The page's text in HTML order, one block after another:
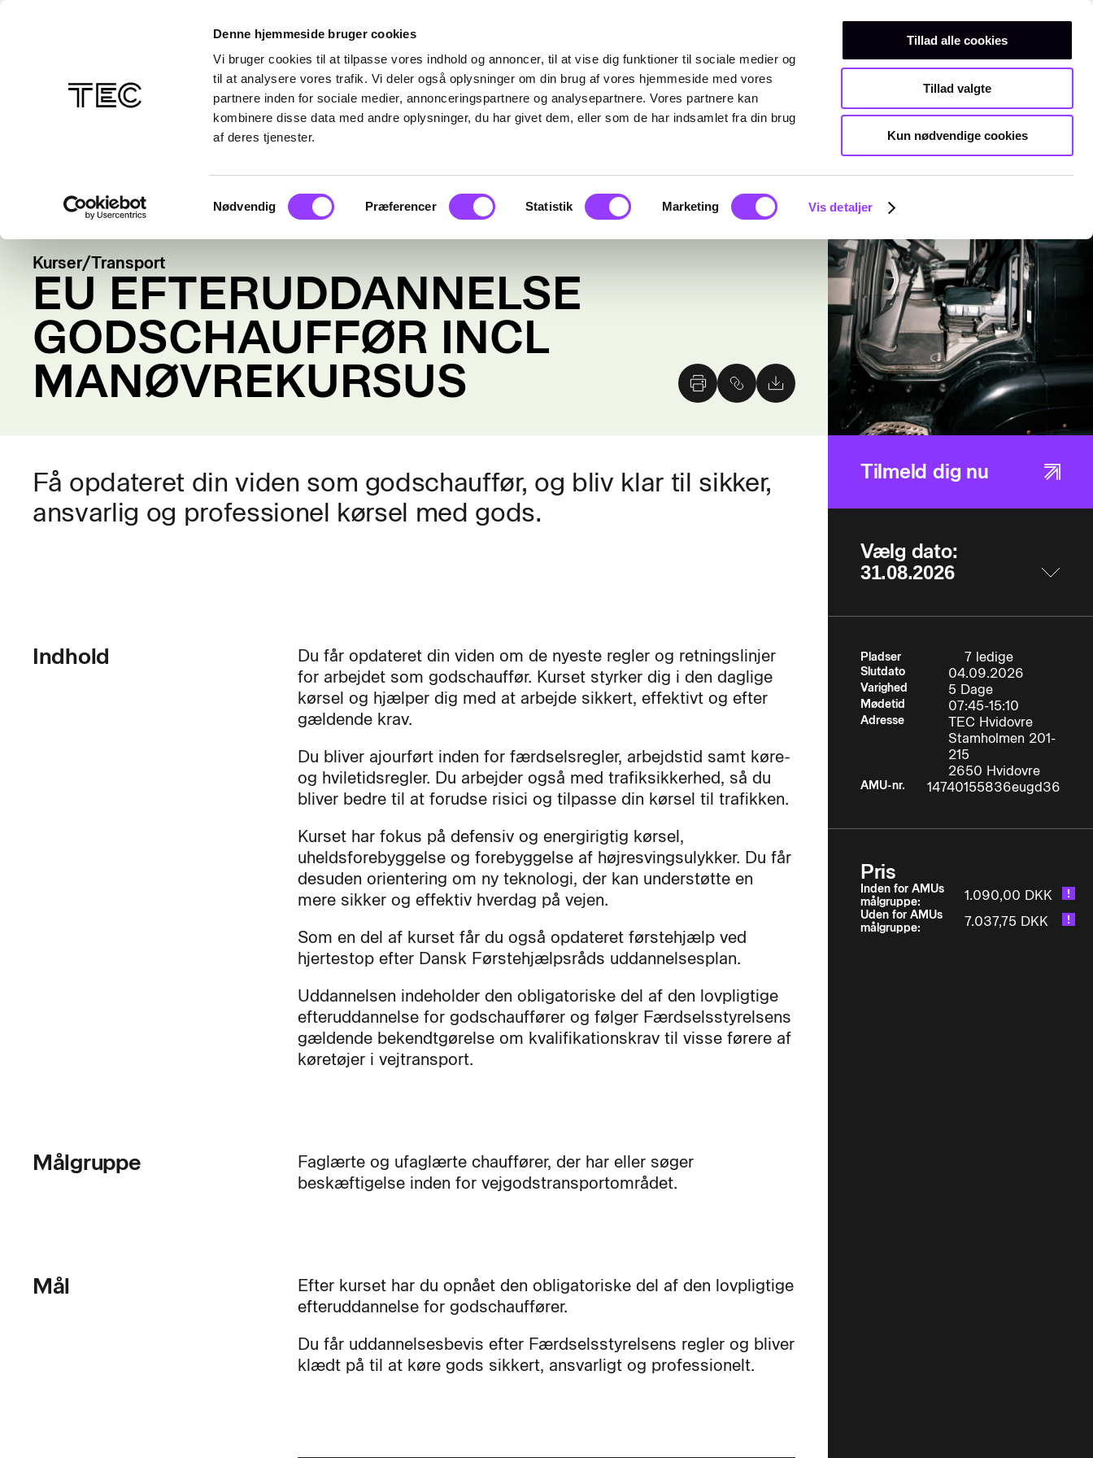
Denne hjemmeside bruger cookies
Vi bruger cookies til at tilpasse vores indhold og annoncer, til at vise dig funktioner til sociale medier og
til at analysere vores trafik. Vi deler også oplysninger om din brug af vores hjemmeside med vores
partnere inden for sociale medier, annonceringspartnere og analysepartnere. Vores partnere kan
kombinere disse data med andre oplysninger, du har givet dem, eller som de har indsamlet fra din brug
af deres tjenester.
Samtykkevalg
Nødvendig Præferencer Statistik Marketing Vis detaljer
Tillad alle cookies
Tillad valgte
Kun nødvendige cookies
Teknisk gymnasiumKurser
Kurser/Transport
EU EFTERUDDANNELSE
GODSCHAUFFØR INCL
MANØVREKURSUS
Få opdateret din viden som godschauffør, og bliv klar til sikker,
ansvarlig og professionel kørsel med gods.
Indhold
Du får opdateret din viden om de nyeste regler og retningslinjer
for arbejdet som godschauffør. Kurset styrker dig i den daglige
kørsel og hjælper dig med at arbejde sikkert, effektivt og efter
gældende krav.
Du bliver ajourført inden for færdselsregler, arbejdstid samt køre-
og hviletidsregler. Du arbejder også med trafiksikkerhed, så du
bliver bedre til at forudse risici og tilpasse din kørsel til trafikken.
Kurset har fokus på defensiv og energirigtig kørsel,
uheldsforebyggelse og forebyggelse af højresvingsulykker. Du får
desuden orientering om ny teknologi, der kan understøtte en
mere sikker og effektiv hverdag på vejen.
Som en del af kurset får du også opdateret førstehjælp ved
hjertestop efter Dansk Førstehjælpsråds uddannelsesplan.
Uddannelsen indeholder den obligatoriske del af den lovpligtige
efteruddannelse for godschauffører og følger Færdselsstyrelsens
gældende bekendtgørelse om kvalifikationskrav til visse førere af
køretøjer i vejtransport.
Målgruppe
Faglærte og ufaglærte chauffører, der har eller søger
beskæftigelse inden for vejgodstransportområdet.
Mål
Efter kurset har du opnået den obligatoriske del af den lovpligtige
efteruddannelse for godschauffører.
Du får uddannelsesbevis efter Færdselsstyrelsens regler og bliver
klædt på til at køre gods sikkert, ansvarligt og professionelt.
Tilmeld dig nu
Vælg dato:
Pladser 7 ledige
Slutdato 04.09.2026
Varighed 5 Dage
Mødetid 07:45-15:10
Adresse
TEC Hvidovre
Stamholmen 201-
215
2650 Hvidovre
AMU-nr. 14740155836eugd36
Pris
Inden for AMUs
målgruppe:
1.090,00 DKK
Uden for AMUs
målgruppe:
7.037,75 DKK